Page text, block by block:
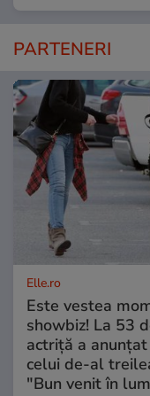
PARTENERI
Elle.ro
Este vestea
showbiz! La 53
actriță a
celui de-al
"Bun venit în